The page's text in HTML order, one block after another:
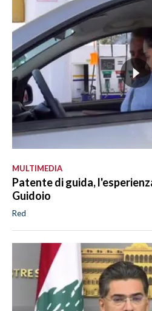
MULTIMEDIA
Patente di guida,
Guidoio
Red